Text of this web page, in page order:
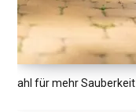
ahl für mehr Sauberkeit